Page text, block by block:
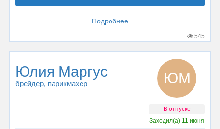
Подробнее
545
Юлия Маргус
брейдер, парикмахер ЮМ
В отпуске
Заходил(а) 11 июня